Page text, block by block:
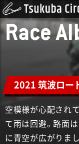
Race
2021 筑波ロー
空模様が心配され
て雨は回避。路面
に青空が広がりま